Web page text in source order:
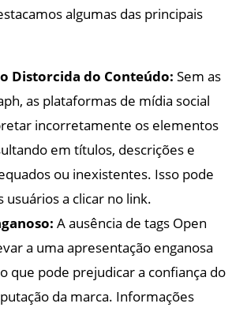
algumas das principais
Distorcida do Conteúdo: Sem as
as plataformas de mídia social
incorretamente os elementos
em títulos, descrições e
ou inexistentes. Isso pode
usuários a clicar no link.
A ausência de tags Open
a uma apresentação enganosa
que pode prejudicar a confiança do
da marca. Informações